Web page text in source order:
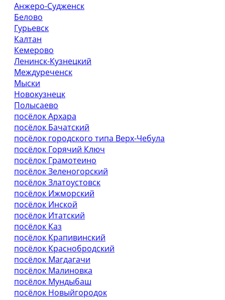
Анжеро-Судженск
Белово
Гурьевск
Калтан
Кемерово
Ленинск-Кузнецкий
Междуреченск
Мыски
Новокузнецк
Полысаево
посёлок Архара
посёлок Бачатский
посёлок городского типа Верх-Чебула
посёлок Горячий Ключ
посёлок Грамотеино
посёлок Зеленогорский
посёлок Златоустовск
посёлок Ижморский
посёлок Инской
посёлок Итатский
посёлок Каз
посёлок Крапивинский
посёлок Краснобродский
посёлок Магдагачи
посёлок Малиновка
посёлок Мундыбаш
посёлок Новыйгородок